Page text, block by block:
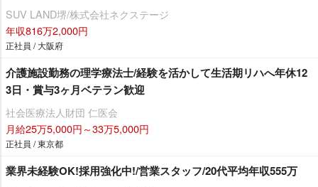
SUV LAND堺/株式会社ネクステージ
年収816万2,000円
正社員 / 大阪府
介護施設勤務の理学療法士/経験を活かして生活期リハへ年休12
3日・賞与3ヶ月ベテラン歓迎
社会医療法人財団 仁医会
月給25万5,000円～33万5,000円
正社員 / 東京都
業界未経験OK!採用強化中!/営業スタッフ/20代平均年収555万